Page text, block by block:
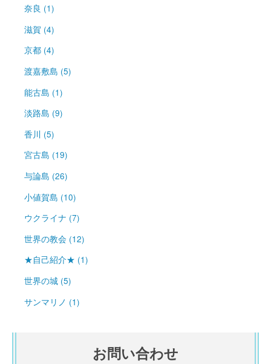
奈良 (1)
滋賀 (4)
京都 (4)
渡嘉敷島 (5)
能古島 (1)
淡路島 (9)
香川 (5)
宮古島 (19)
与論島 (26)
小値賀島 (10)
ウクライナ (7)
世界の教会 (12)
★自己紹介★ (1)
世界の城 (5)
サンマリノ (1)
お問い合わせ